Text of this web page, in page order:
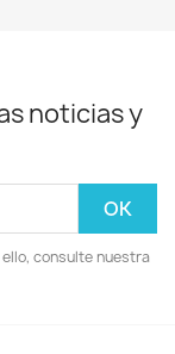
noticias y
consulte nuestra